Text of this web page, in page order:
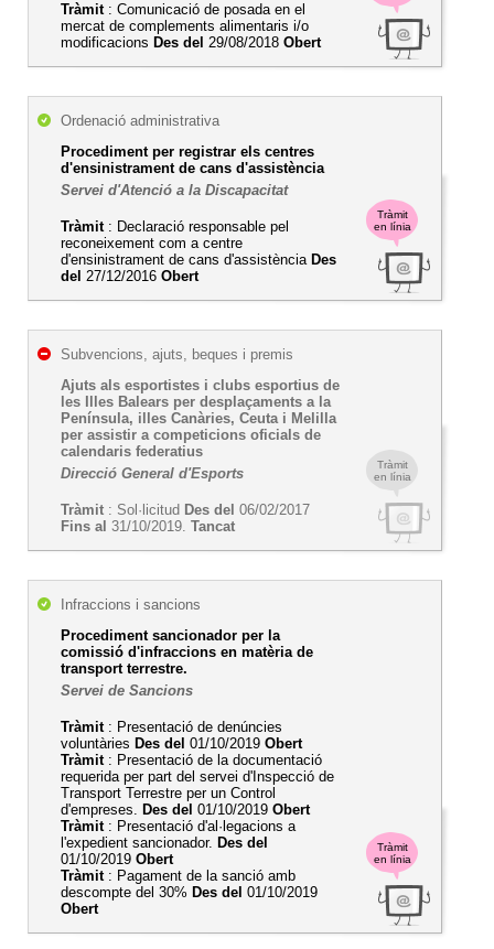
Tràmit: Comunicació de posada en el
mercat de complements alimentaris i/o
modificacions Des del 29/08/2018 Obert
Tràmit
en línia
Ordenació administrativa
Procediment per registrar els centres
d'ensinistrament de cans d'assistència
Servei d'Atenció a la Discapacitat
Tràmit: Declaració responsable pel
reconeixement com a centre
d'ensinistrament de cans d'assistència Des
del 27/12/2016 Obert
Tràmit
en línia
Subvencions, ajuts, beques i premis
Ajuts als esportistes i clubs esportius de
les Illes Balears per desplaçaments a la
Península, illes Canàries, Ceuta i Melilla
per assistir a competicions oficials de
calendaris federatius
Direcció General d'Esports
Tràmit : Sol·licitud Des del 06/02/2017
Fins al 31/10/2019. Tancat
Tràmit
en línia
Infraccions i sancions
Procediment sancionador per la
comissió d'infraccions en matèria de
transport terrestre.
Servei de Sancions
Tràmit: Presentació de denúncies
voluntàries Des del 01/10/2019 Obert
Tràmit: Presentació de la documentació
requerida per part del servei d'Inspecció de
Transport Terrestre per un Control
d'empreses. Des del 01/10/2019 Obert
Tràmit: Presentació d'al·legacions a
l'expedient sancionador. Des del
01/10/2019 Obert
Tràmit: Pagament de la sanció amb
descompte del 30% Des del 01/10/2019
Obert